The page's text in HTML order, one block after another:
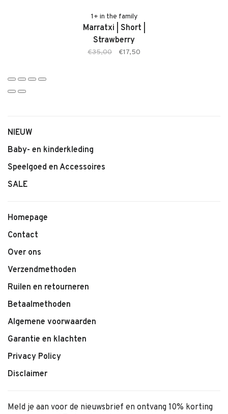
• Geschikt voor baby’s en jonge kinderen
• Tijdloze en stijlvolle uitstraling
• Makkelijk te combineren
1+ in the family
Marratxi | Short |
Strawberry
€35,00 €17,50
NIEUW
Baby- en kinderkleding
Speelgoed en Accessoires
SALE
Homepage
Contact
Over ons
Verzendmethoden
Ruilen en retourneren
Betaalmethoden
Algemene voorwaarden
Garantie en klachten
Privacy Policy
Disclaimer
Meld je aan voor de nieuwsbrief en ontvang 10% korting